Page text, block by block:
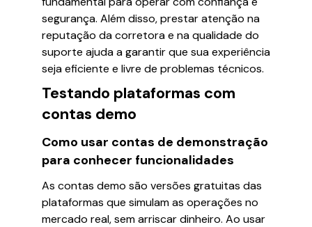
segurança. Além disso, prestar atenção na
reputação da corretora e na qualidade do
suporte ajuda a garantir que sua experiência
seja eficiente e livre de problemas técnicos.
Testando plataformas com
contas demo
Como usar contas de demonstração
para conhecer funcionalidades
As contas demo são versões gratuitas das
plataformas que simulam as operações no
mercado real, sem arriscar dinheiro. Ao usar